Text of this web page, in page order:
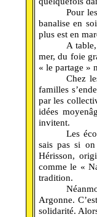
Pour
banalise en
plus est en
A
mer, du foie
« le partage »
Chez
familles
par les
idées
invitent.
Les
sais pas si
Hérisson,
comme le «
tradition.
Argonne.
solidarité.